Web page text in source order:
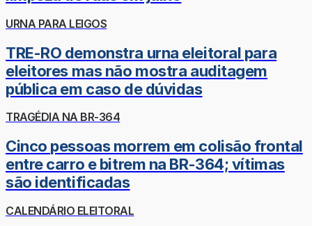
URNA PARA LEIGOS
TRE-RO demonstra urna eleitoral para
eleitores mas não mostra auditagem
pública em caso de dúvidas
TRAGÉDIA NA BR-364
Cinco pessoas morrem em colisão frontal
entre carro e bitrem na BR-364; vítimas
são identificadas
CALENDÁRIO ELEITORAL